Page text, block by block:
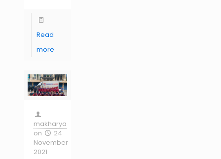
Read
more
makharya
on
24
November
2021